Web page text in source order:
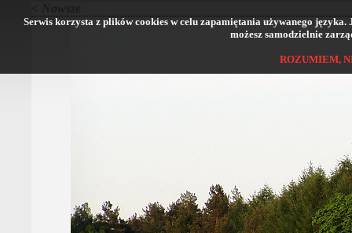
Serwis korzysta z plików cookies w celu zapamiętania używanego
możesz samodzielnie
ROZUMIEM,